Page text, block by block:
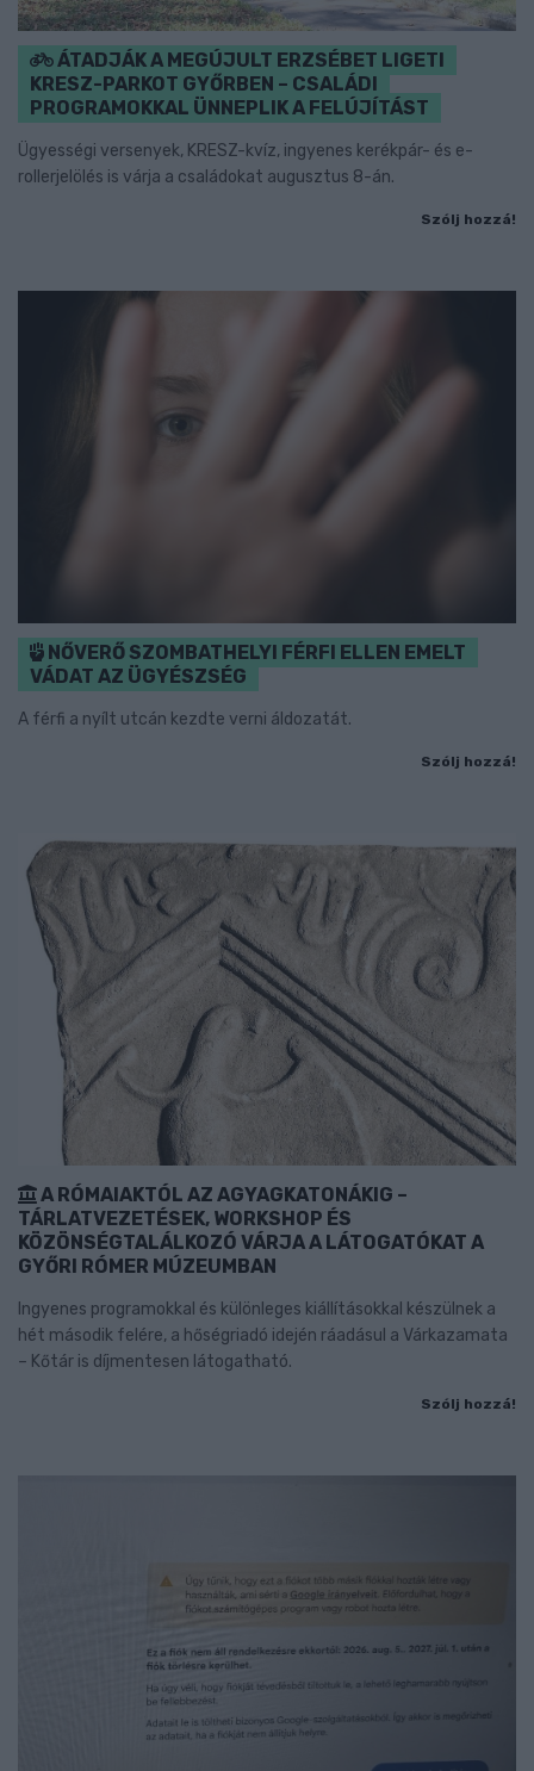
ÁTADJÁK A MEGÚJULT ERZSÉBET LIGETI
KRESZ-PARKOT GYŐRBEN – CSALÁDI
PROGRAMOKKAL ÜNNEPLIK A FELÚJÍTÁST
Ügyességi versenyek, KRESZ-kvíz, ingyenes kerékpár- és e-
rollerjelölés is várja a családokat augusztus 8-án.
Szólj hozzá!
NŐVERŐ SZOMBATHELYI FÉRFI ELLEN EMELT
VÁDAT AZ ÜGYÉSZSÉG
A férfi a nyílt utcán kezdte verni áldozatát.
Szólj hozzá!
A RÓMAIAKTÓL AZ AGYAGKATONÁKIG –
TÁRLATVEZETÉSEK, WORKSHOP ÉS
KÖZÖNSÉGTALÁLKOZÓ VÁRJA A LÁTOGATÓKAT A
GYŐRI RÓMER MÚZEUMBAN
Ingyenes programokkal és különleges kiállításokkal készülnek a
hét második felére, a hőségriadó idején ráadásul a Várkazamata
– Kőtár is díjmentesen látogatható.
Szólj hozzá!